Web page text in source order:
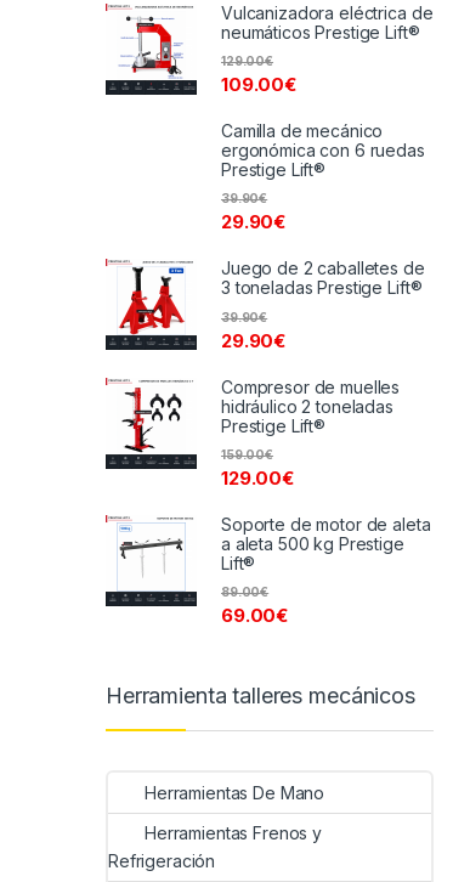
Vulcanizadora eléctrica de
neumáticos Prestige Lift®
109.00€
129.00€
Camilla de mecánico
ergonómica con 6 ruedas
Prestige Lift®
29.90€
39.90€
Juego de 2 caballetes de
3 toneladas Prestige Lift®
29.90€
39.90€
Compresor de muelles
hidráulico 2 toneladas
Prestige Lift®
129.00€
159.00€
Soporte de motor de aleta
a aleta 500 kg Prestige
Lift®
69.00€
89.00€
Herramienta talleres mecánicos
Herramientas De Mano
Herramientas Frenos y
Refrigeración